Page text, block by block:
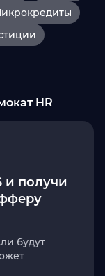
HR
и получи
будут